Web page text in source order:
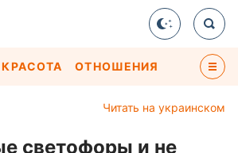
ОТНОШЕНИЯ
Читать на украинском
светофоры и не